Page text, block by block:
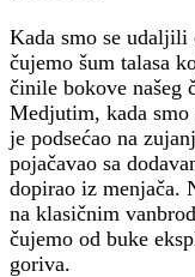
Kada smo se
čujemo šum talasa
činile bokove našeg
Medjutim, kada
je podsećao na
pojačavao sa
dopirao iz menjača.
na klasičnim
čujemo od buke
goriva.